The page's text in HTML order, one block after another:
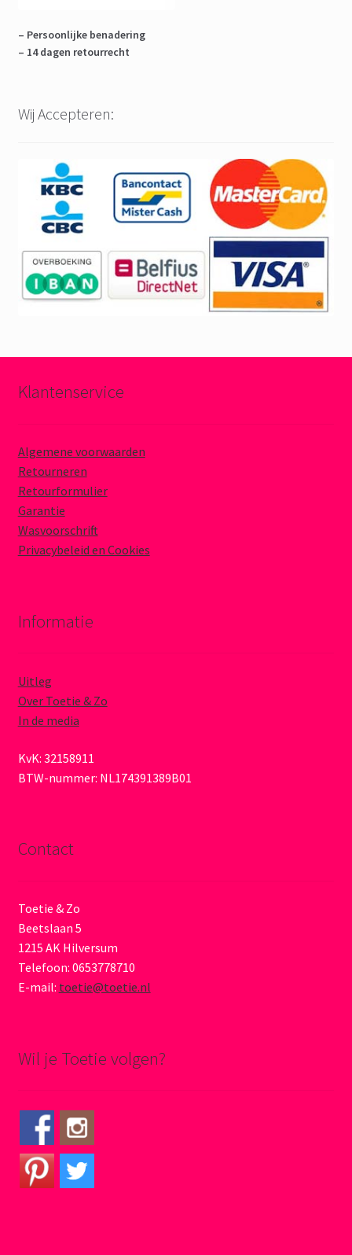
– Persoonlijke benadering
– 14 dagen retourrecht
Wij Accepteren:
Klantenservice
Algemene voorwaarden
Retourneren
Retourformulier
Garantie
Wasvoorschrift
Privacybeleid en Cookies
Informatie
Uitleg
Over Toetie & Zo
In de media
KvK: 32158911
BTW-nummer: NL174391389B01
Contact
Toetie & Zo
Beetslaan 5
1215 AK Hilversum
Telefoon: 0653778710
E-mail: toetie@toetie.nl
Wil je Toetie volgen?